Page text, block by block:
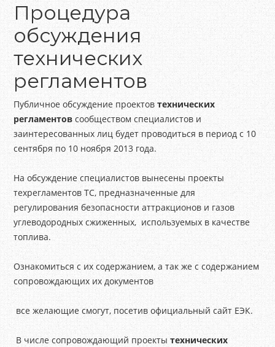
Процедура
обсуждения
технических
регламентов
Публичное обсуждение проектовтехнических
регламентов сообществом специалистов и
заинтересованных лиц будет проводиться в период с 10
сентября по 10 ноября 2013 года.
На обсуждение специалистов вынесены проекты
техрегламентов ТС, предназначенные для
регулирования безопасности аттракционов и газов
углеводородных сжиженных, используемых в качестве
топлива.
Ознакомиться с их содержанием, а так же с содержанием
сопровождающих их документов
все желающие смогут, посетив официальный сайт ЕЭК.
В числе сопровождающий проектытехнических